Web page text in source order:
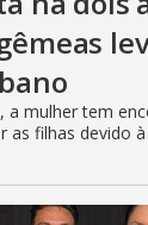
a mulher tem
as filhas devido